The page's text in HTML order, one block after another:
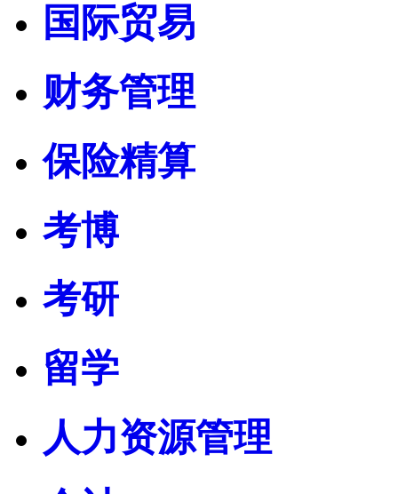
国际贸易
财务管理
保险精算
考博
考研
留学
人力资源管理